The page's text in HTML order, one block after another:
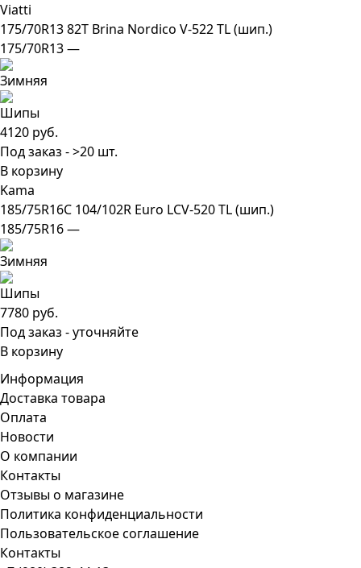
Viatti
175/70R13 82T Brina Nordico V-522 TL (шип.)
175/70R13 —
4120 руб.
Под заказ - >20 шт.
В корзину
Kama
185/75R16C 104/102R Euro LCV-520 TL (шип.)
185/75R16 —
7780 руб.
Под заказ - уточняйте
В корзину
Информация
Доставка товара
Оплата
Новости
О компании
Контакты
Отзывы о магазине
Политика конфиденциальности
Пользовательское соглашение
Контакты